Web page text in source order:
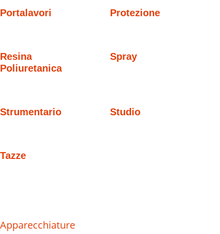
Portalavori Protezione
Resina
Poliuretanica
Spray
Strumentario Studio
Tazze
Apparecchiature